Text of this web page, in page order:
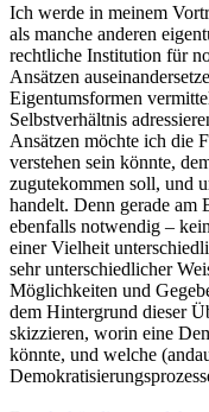
Ich werde in meinem
als manche anderen
rechtliche Institution für
Ansätzen
Eigentumsformen
Selbstverhältnis
Ansätzen möchte ich die
verstehen sein könnte,
zugutekommen soll, und
handelt. Denn gerade am
ebenfalls notwendig –
einer Vielheit
sehr unterschiedlicher
Möglichkeiten und
dem Hintergrund dieser
skizzieren, worin eine
könnte, und welche